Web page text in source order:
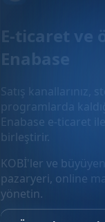
E-ticaret ve
Enabase
Satış kanallarınız,
programlarda
Enabase e-ticaret
birleştirir.
KOBİ'ler ve
pazaryeri, online
yönetin.